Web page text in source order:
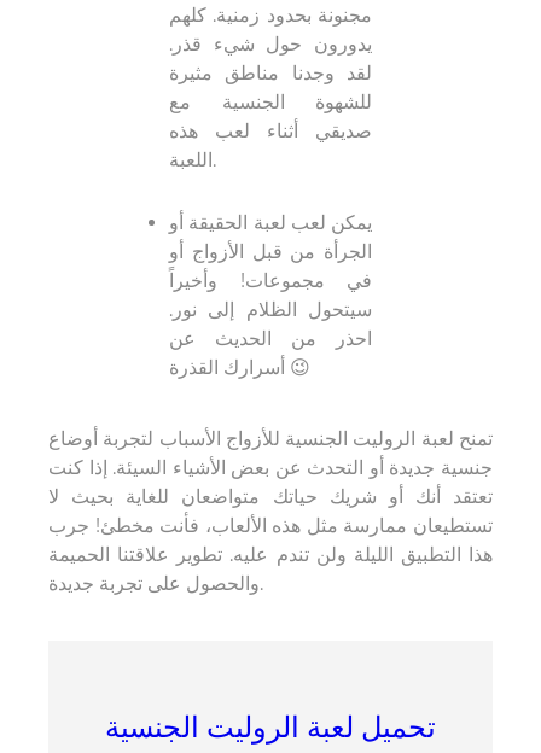
مجنونة بحدود زمنية. كلهم
يدورون حول شيء قذر.
لقد وجدنا مناطق مثيرة
للشهوة الجنسية مع
صديقي أثناء لعب هذه
اللعبة.
يمكن لعب لعبة الحقيقة أو
الجرأة من قبل الأزواج أو
في مجموعات! وأخيراً
سيتحول الظلام إلى نور.
احذر من الحديث عن
أسرارك القذرة 😉
تمنح لعبة الروليت الجنسية للأزواج الأسباب لتجربة أوضاع
جنسية جديدة أو التحدث عن بعض الأشياء السيئة. إذا كنت
تعتقد أنك أو شريك حياتك متواضعان للغاية بحيث لا
تستطيعان ممارسة مثل هذه الألعاب، فأنت مخطئ! جرب
هذا التطبيق الليلة ولن تندم عليه. تطوير علاقتنا الحميمة
والحصول على تجربة جديدة.
تحميل لعبة الروليت الجنسية